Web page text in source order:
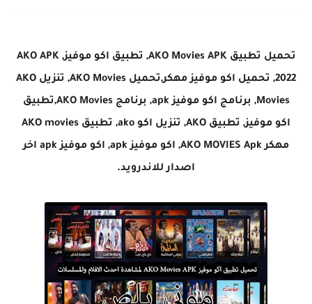
تحميل تطبيق AKO Movies APK, تطبيق اكو موفيز, AKO APK
2022, تحميل اكو موفيز مهكر,تحميل AKO Movies, تنزيل AKO
Movies, برنامج اكو موفيز apk, برنامج AKO Movies,تطبيق
اكو موفيز, تطبيق AKO, تنزيل اكو ako, تطبيق AKO movies
مهكر AKO MOVIES Apk, اكو موفيز apk, اكو موفيز apk اخر
اصدار للاندرويد.